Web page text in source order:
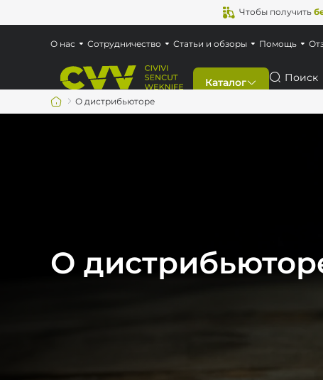
Чтобы получить
Каталог
Мультитулы
Поиск
О нас Сотрудничество Статьи и обзоры Помощь
О дистрибьюторе
О